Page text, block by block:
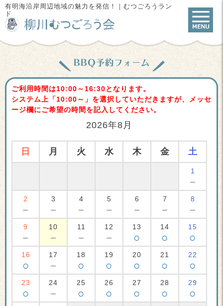
有明海沿岸周辺地域の魅力を発信！｜むつごろうラン
ド
BBQ予約フォーム
ご利用時間は10:00～16:30となります。
システム上「10:00～」を選択していただきますが、メッセ
ージ欄にご希望の時間を記入してください。
2026年8月
日 月 火 水 木 金 土
1
－
2
－
3
－
4
－
5
－
6
－
7
－
8
－
9
－
10
－
11
－
12
－
13
○
14
○
15
○
16
○
17
－
18
○
19
○
20
○
21
○
22
○
23
○
24
－
25
○
26
○
27
○
28
○
29
○